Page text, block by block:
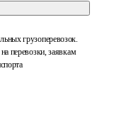
грузоперевозок.
перевозки, заявкам